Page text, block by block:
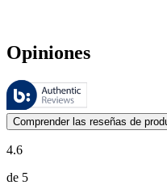
Opiniones
Estas reseñas las gestiona
Las opiniones de los clientes
Comprender las reseñas de
4.6
de 5